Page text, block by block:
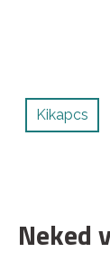
Kikapcs
Neked